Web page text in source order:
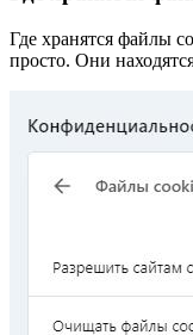
Где хранятся файлы
просто. Они